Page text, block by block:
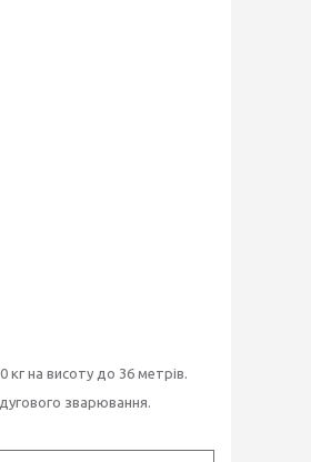
на висоту до 36 метрів.
зварювання.